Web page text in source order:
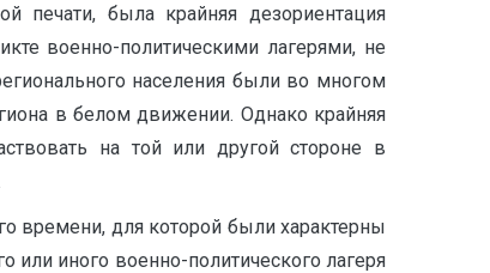
печати, была крайняя дезориентация
военно-политическими лагерями, не
населения были во многом
в белом движении. Однако крайняя
на той или другой стороне в
времени, для которой были характерны
или иного военно-политического лагеря